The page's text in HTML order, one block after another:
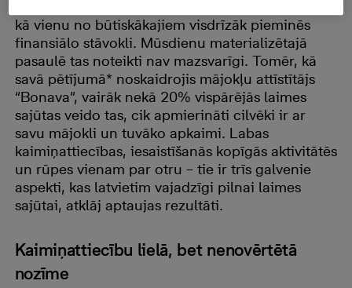
kā vienu no būtiskākajiem visdrīzāk pieminēs
finansiālo stāvokli. Mūsdienu materializētajā
pasaulē tas noteikti nav mazsvarīgi. Tomēr, kā
savā pētījumā* noskaidrojis mājokļu attīstītājs
“Bonava”, vairāk nekā 20% vispārējās laimes
sajūtas veido tas, cik apmierināti cilvēki ir ar
savu mājokli un tuvāko apkaimi. Labas
kaimiņattiecības, iesaistīšanās kopīgās aktivitātēs
un rūpes vienam par otru – tie ir trīs galvenie
aspekti, kas latvietim vajadzīgi pilnai laimes
sajūtai, atklāj aptaujas rezultāti.
Kaimiņattiecību lielā, bet nenovērtētā
nozīme